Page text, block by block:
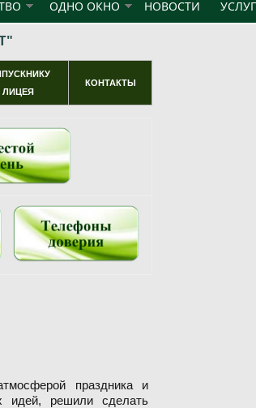
ОДНО ОКНО НОВОСТИ
ЛИЦЕЯ
КОНТАКТЫ
праздника и
идей, решили сделать